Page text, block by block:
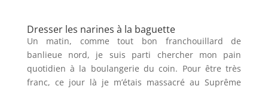
Dresser les narines à la baguette
Un matin, comme tout bon franchouillard de
banlieue nord, je suis parti chercher mon pain
quotidien à la boulangerie du coin. Pour être très
franc, ce jour là je m’étais massacré au Suprême